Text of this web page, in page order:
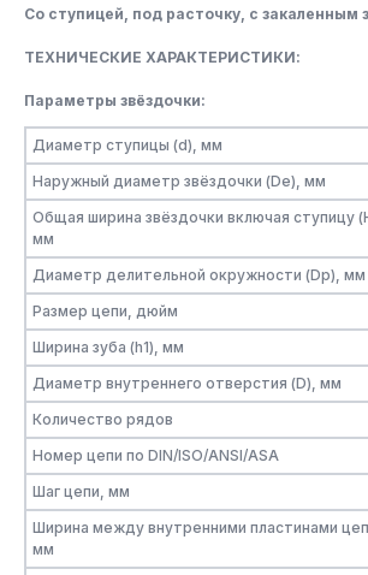
Со ступицей, под расточку, c закаленным
ТЕХНИЧЕСКИЕ ХАРАКТЕРИСТИКИ:
Параметры звёздочки:
Диаметр ступицы (d), мм
Наружный диаметр звёздочки (De), мм
Общая ширина звёздочки включая ступицу
мм
Диаметр делительной окружности (Dp), мм
Размер цепи, дюйм
Ширина зуба (h1), мм
Диаметр внутреннего отверстия (D), мм
Количество рядов
Номер цепи по DIN/ISO/ANSI/ASA
Шаг цепи, мм
Ширина между внутренними пластинами
мм